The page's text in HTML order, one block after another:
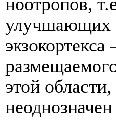
ноотропов,
улучшающих
этой